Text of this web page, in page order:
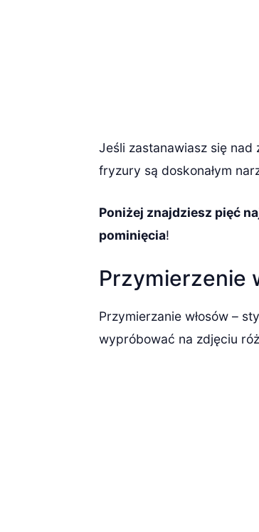
Jeśli zastanawiasz się
fryzury są doskonałym
Poniżej znajdziesz pięć
pominięcia!
Przymierzenie
Przymierzanie włosów –
wypróbować na zdjęciu